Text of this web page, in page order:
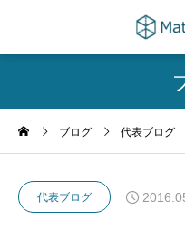
ブログ 代表ブログ
代表ブログ